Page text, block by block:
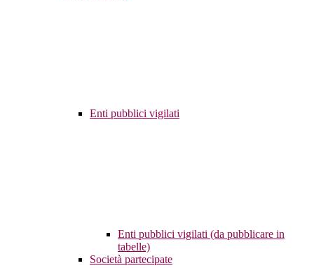
Enti pubblici vigilati
Enti pubblici vigilati (da pubblicare in
tabelle)
Società partecipate